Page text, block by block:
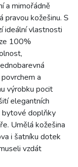
a mimořádně
pravou kožešinu. S
ideální vlastnosti
100%
a
výrobku pocit
elegantních
bytové doplňky
Umělá kožešina
i šatníku dotek
vzdát